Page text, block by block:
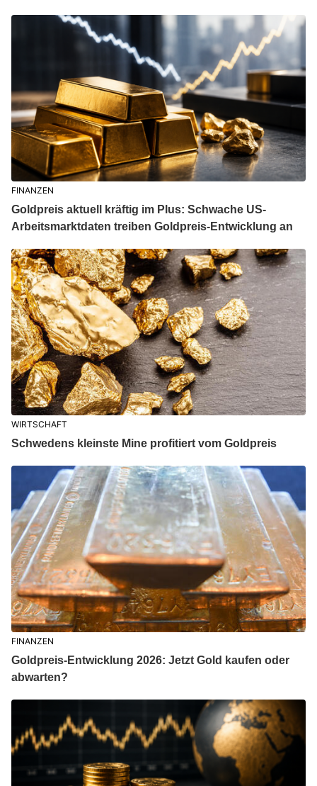
FINANZEN
Goldpreis aktuell kräftig im Plus: Schwache US-
Arbeitsmarktdaten treiben Goldpreis-Entwicklung an
WIRTSCHAFT
Schwedens kleinste Mine profitiert vom Goldpreis
FINANZEN
Goldpreis-Entwicklung 2026: Jetzt Gold kaufen oder
abwarten?